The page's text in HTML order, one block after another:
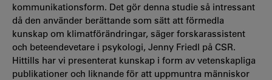
kommunikationsform. Det gör denna studie så intressant
då den använder berättande som sätt att förmedla
kunskap om klimatförändringar, säger forskarassistent
och beteendevetare i psykologi, Jenny Friedl på CSR.
Hittills har vi presenterat kunskap i form av vetenskapliga
publikationer och liknande för att uppmuntra människor